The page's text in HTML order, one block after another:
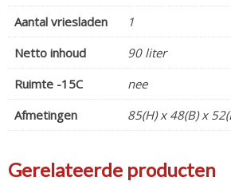
Aantal vriesladen
1
Netto inhoud
90 liter
Ruimte -15C
nee
Afmetingen
85(H) x 48(B) x
Gerelateerde producten